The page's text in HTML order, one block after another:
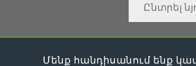
Մենք հանդիսանում ենք